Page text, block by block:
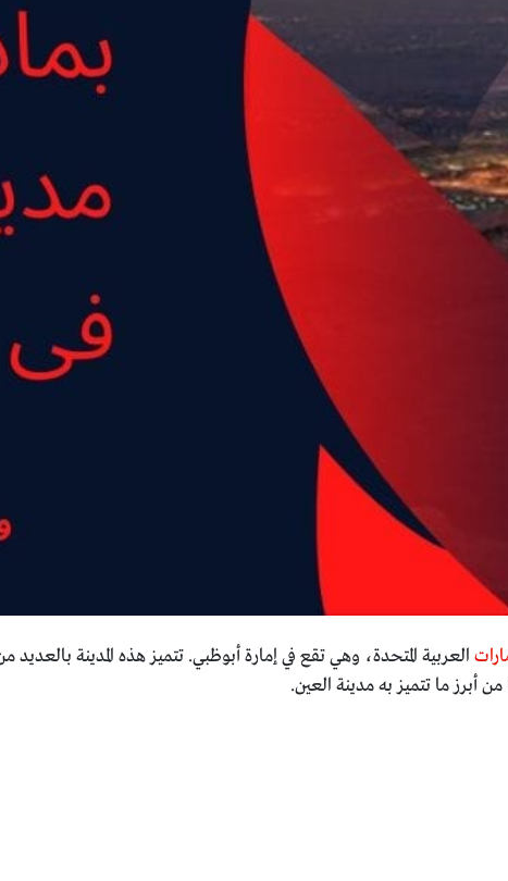
العربية المتحدة، وهي تقع في إمارة أبوظبي. تتميز هذه المدينة
أبرز ما تتميز به مدينة العين.